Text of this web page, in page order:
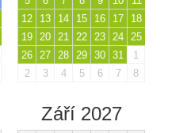
12
13 14 15 16 17
18
19 20 21 22 23 24 25
26 27 28 29 30 31
1
2
3 4 5 6 7 8
Září 2027